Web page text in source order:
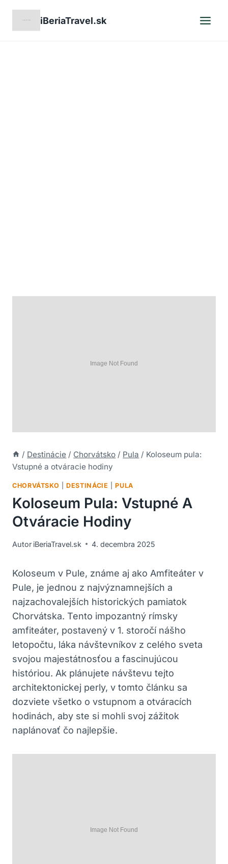
iBeriaTravel.sk
/ Destinácie / Chorvátsko / Pula / Koloseum pula:
Vstupné a otváracie hodiny
CHORVÁTSKO |DESTINÁCIE |PULA
Koloseum Pula: Vstupné A
Otváracie Hodiny
Autor iBeriaTravel.sk 4. decembra 2025
Koloseum v Pule, známe​ aj ako Amfiteáter v
Pule, je jednou z najvýznamnejších a
najzachovalejších‍ historických⁤ pamiatok
Chorvátska. ​Tento impozantný rímsky
amfiteáter, postavený v 1. storočí nášho
letopočtu, láka návštevníkov z celého sveta
svojou majestátnosťou ​a fascinujúcou
históriou. Ak plánujete návštevu tejto
⁣architektonickej perly, v tomto článku sa
⁢dozviete⁢ všetko o vstupnom a otváracích
hodinách, aby⁤ ste si mohli svoj zážitok
naplánovať čo ​najlepšie.